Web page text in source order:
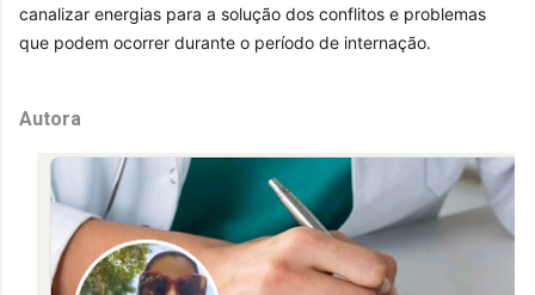
canalizar energias para a solução dos conflitos e problemas
que podem ocorrer durante o período de internação.
Autora